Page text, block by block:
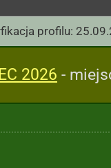
profilu:
2026 -